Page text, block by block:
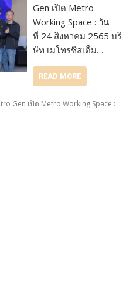
Gen เปิด Metro
Working Space : วัน
ที่ 24 สิงหาคม 2565 บริ
ษัท เมโทรซิสเต็ม…
READ MORE
Gen เปิด Metro Working Space :